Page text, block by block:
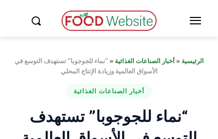
الرئيسية «أخبار الصناعات الغذائية «“نماء للجوجوبا” تستهدف التوسع في
الأسواق العالمية وزيادة الإنتاج المحلي
أخبار الصناعات الغذائية
“نماء للجوجوبا” تستهدف